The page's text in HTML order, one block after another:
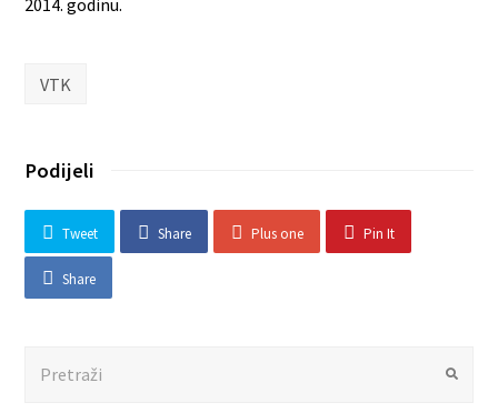
VTK
Podijeli
Tweet Share Plus one Pin It
Share
Submit